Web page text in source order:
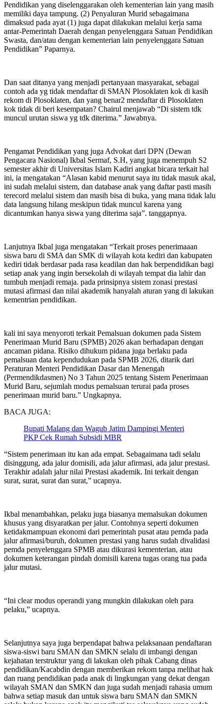
Pendidikan yang diselenggarakan oleh kementerian lain yang masih
memiliki daya tampung. (2) Penyaluran Murid sebagaimana
dimaksud pada ayat (1) juga dapat dilakukan melalui kerja sama
antar-Pemerintah Daerah dengan penyelenggara Satuan Pendidikan
Swasta, dan/atau dengan kementerian lain penyelenggara Satuan
Pendidikan” Paparnya.
Dan saat ditanya yang menjadi pertanyaan masyarakat, sebagai
contoh ada yg tidak mendaftar di SMAN Plosoklaten kok di kasih
rekom di Plosoklaten, dan yang benar2 mendaftar di Plosoklaten
kok tidak di beri kesempatan? Chairul menjawab “Di sistem tdk
muncul urutan siswa yg tdk diterima.” Jawabnya.
Pengamat Pendidikan yang juga Advokat dari DPN (Dewan
Pengacara Nasional) Ikbal Sermaf, S.H, yang juga menempuh S2
semester akhir di Universitas Islam Kadiri angkat bicara terkait hal
ini, ia mengatakan “Alasan kabid menurut saya itu tidak masuk akal,
ini sudah melalui sistem, dan database anak yang daftar pasti masih
terecord melalui sistem dan masih bisa di buka, yang mana tidak lalu
data langsung hilang meskipun tidak muncul karena yang
dicantumkan hanya siswa yang diterima saja”. tanggapnya.
Lanjutnya Ikbal juga mengatakan “Terkait proses penerimaaan
siswa baru di SMA dan SMK di wilayah kota kediri dan kabupaten
kediri tidak berdasar pada rasa keadilan dan hak berpendidikan bagi
setiap anak yang ingin bersekolah di wilayah tempat dia lahir dan
tumbuh menjadi remaja. pada prinsipnya sistem zonasi prestasi
mutasi afirmasi dan nilai akademik hanyalah aturan yang di lakukan
kementrian pendidikan.
kali ini saya menyoroti terkait Pemalsuan dokumen pada Sistem
Penerimaan Murid Baru (SPMB) 2026 akan berhadapan dengan
ancaman pidana. Risiko dihukum pidana juga berlaku pada
pemalsuan data kependudukan pada SPMB 2026, ditarik dari
Peraturan Menteri Pendidikan Dasar dan Menengah
(Permendikdasmen) No 3 Tahun 2025 tentang Sistem Penerimaan
Murid Baru, sejumlah modus pemalsuan terurai pada proses
penerimaan murid baru.” Ungkapnya.
BACA JUGA:
Bupati Malang dan Wagub Jatim Dampingi Menteri
PKP Cek Rumah Subsidi MBR
“Sistem penerimaan itu kan ada empat. Sebagaimana tadi selalu
disinggung, ada jalur domisili, ada jalur afirmasi, ada jalur prestasi.
Terakhir adalah jalur nilai Prestasi akademik. Ini terkait dengan
surat, surat, surat dan surat,” ucapnya.
Ikbal menambahkan, pelaku juga biasanya memalsukan dokumen
khusus yang disyaratkan per jalur. Contohnya seperti dokumen
ketidakmampuan ekonomi dari pemerintah pusat atau pemda pada
jalur afirmasi/buruh, dokumen prestasi yang harus sudah divalidasi
pemda penyelenggara SPMB atau dikurasi kementerian, atau
dokumen keterangan pindah domisili karena tugas orang tua pada
jalur mutasi.
“Ini clear modus operandi yang mungkin dilakukan oleh para
pelaku,” ucapnya.
Selanjutnya saya juga berpendapat bahwa pelaksanaan pendaftaran
siswa-siswi baru SMAN dan SMKN selalu di imbangi dengan
kejahatan terstruktur yang di lakukan oleh pihak Cabang dinas
pendidikan/Kacabdin dengan memberikan rekom tanpa melihat hak
dan ruang pendidikan pada anak di lingkungan yang dekat dengan
wilayah SMAN dan SMKN dan juga sudah menjadi rahasia umum
bahwa setiap masuk dan untuk siswa baru SMAN dan SMKN